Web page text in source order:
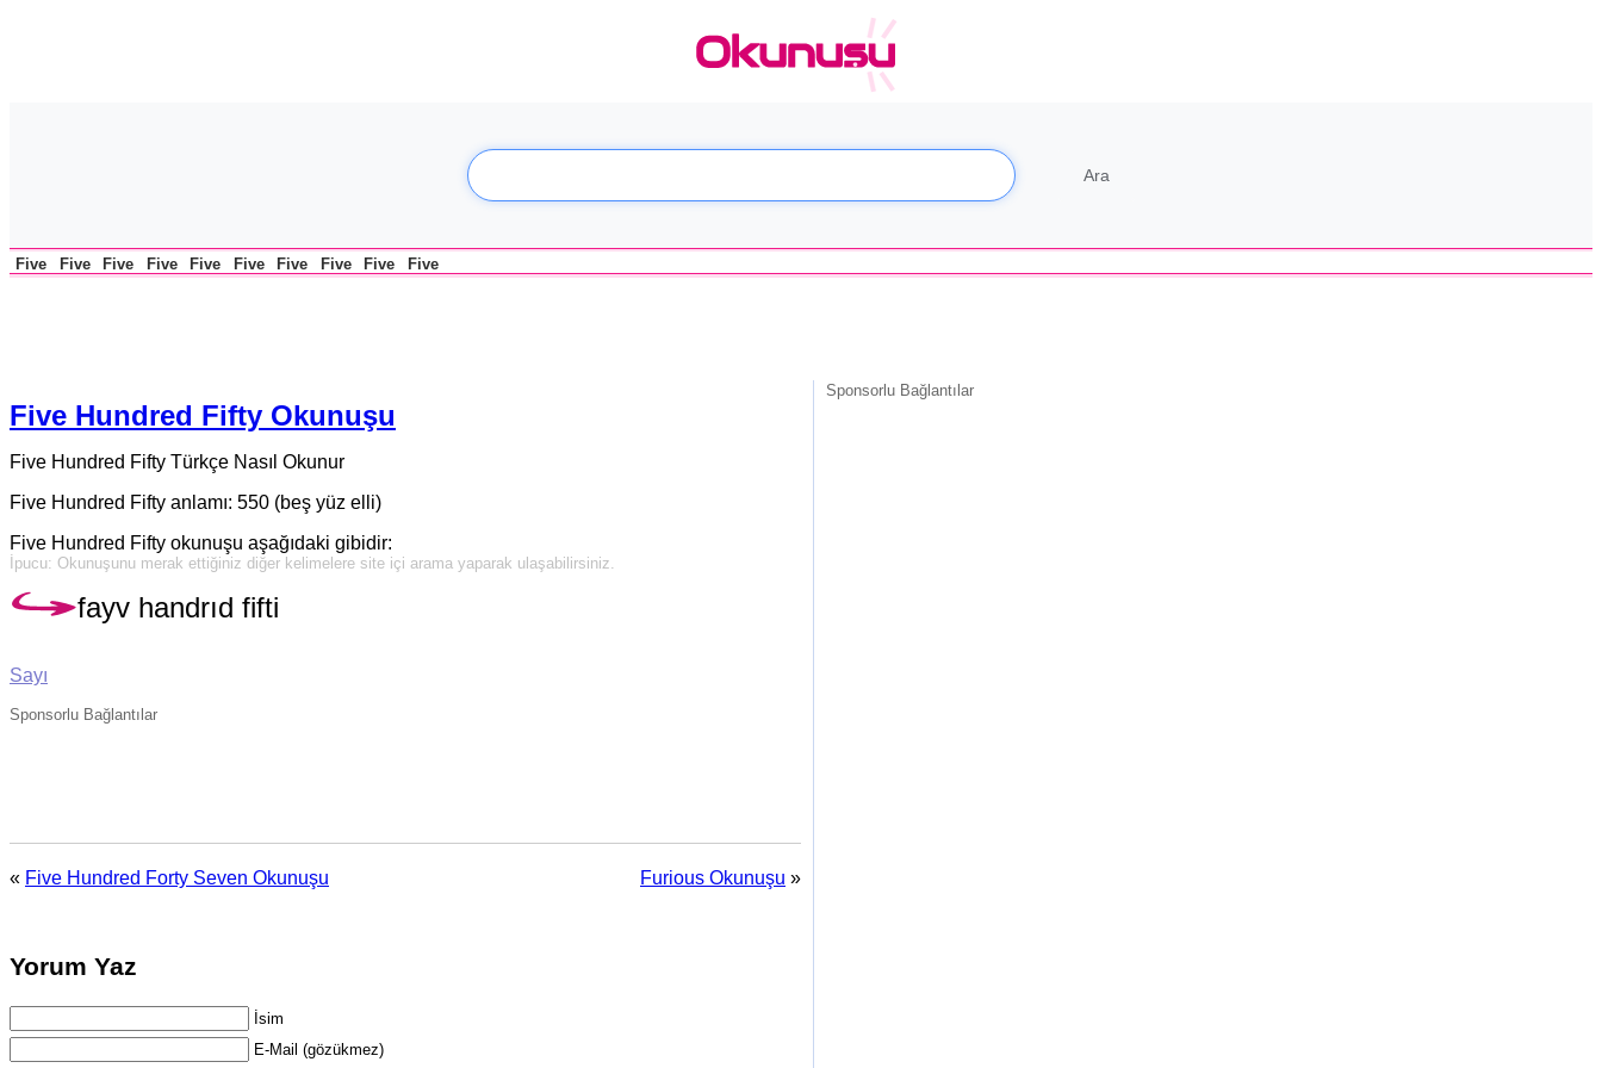
Five Five Five Five Five Five Five Five Five Five
Sponsorlu Bağlantılar
Five Hundred Fifty Okunuşu
Five Hundred Fifty Türkçe Nasıl Okunur
Five Hundred Fifty anlamı: 550 (beş yüz elli)
Five Hundred Fifty okunuşu aşağıdaki gibidir:
İpucu: Okunuşunu merak ettiğiniz diğer kelimelere site içi arama yaparak ulaşabilirsiniz.
fayv handrıd fifti
Sayı
Sponsorlu Bağlantılar
« Five Hundred Forty Seven Okunuşu Furious Okunuşu »
Yorum Yaz
İsim
E-Mail (gözükmez)